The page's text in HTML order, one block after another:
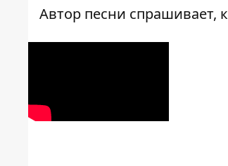
Автор песни спрашивает,